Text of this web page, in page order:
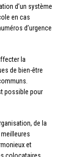
d’un système
en cas
d’urgence
la
de bien-être
possible pour
de la
et